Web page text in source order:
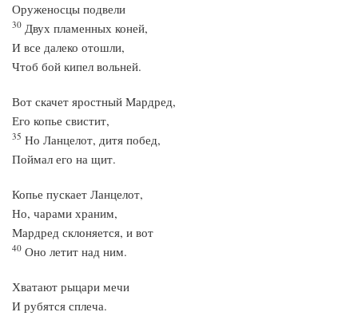
Оруженосцы подвели
30 Двух пламенных коней,
И все далеко отошли,
Чтоб бой кипел вольней.
Вот скачет яростный Мардред,
Его копье свистит,
35 Но Ланцелот, дитя побед,
Поймал его на щит.
Копье пускает Ланцелот,
Но, чарами храним,
Мардред склоняется, и вот
40 Оно летит над ним.
Хватают рыцари мечи
И рубятся сплеча.